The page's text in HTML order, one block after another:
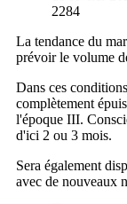
2284
La tendance du
prévoir le volume
Dans ces
complètement
l'époque III.
d'ici 2 ou 3 mois.
Sera également
avec de nouveaux